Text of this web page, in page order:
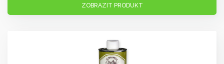
ZOBRAZIT PRODUKT